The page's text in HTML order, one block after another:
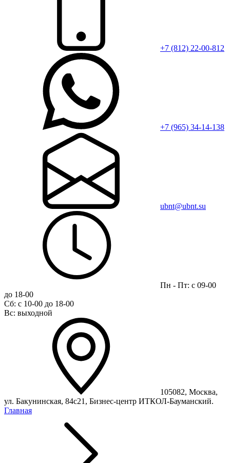
+7 (812) 22-00-812
+7 (965) 34-14-138
ubnt@ubnt.su
Пн - Пт: с 09-00
до 18-00
Сб: с 10-00 до 18-00
Вс: выходной
105082, Москва,
ул. Бакунинская, 84с21, Бизнес-центр ИТКОЛ-Бауманский.
Главная